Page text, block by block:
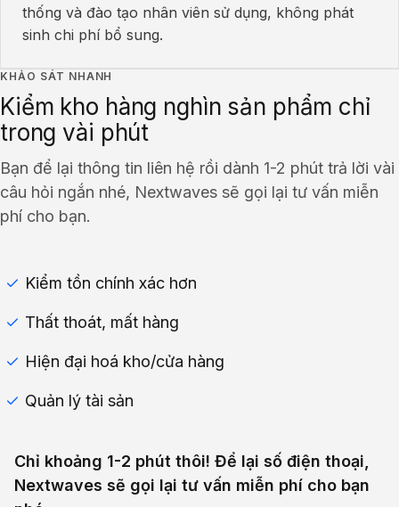
thống và đào tạo nhân viên sử dụng, không phát
sinh chi phí bổ sung.
KHẢO SÁT NHANH
Kiểm kho hàng nghìn sản phẩm chỉ
trong vài phút
Bạn để lại thông tin liên hệ rồi dành 1-2 phút trả lời vài
câu hỏi ngắn nhé, Nextwaves sẽ gọi lại tư vấn miễn
phí cho bạn.
Kiểm tồn chính xác hơn
Thất thoát, mất hàng
Hiện đại hoá kho/cửa hàng
Quản lý tài sản
Chỉ khoảng 1-2 phút thôi! Để lại số điện thoại,
Nextwaves sẽ gọi lại tư vấn miễn phí cho bạn